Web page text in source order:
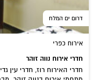
דרום ים המלח
אירוח כפרי
חדרי אירוח נווה זוהר
חדרי האירוח רוז, חדרי עין